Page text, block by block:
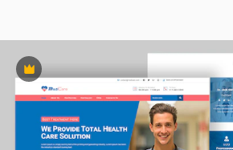
Premium